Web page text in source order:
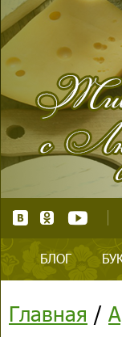
БЛОГ
Главная /